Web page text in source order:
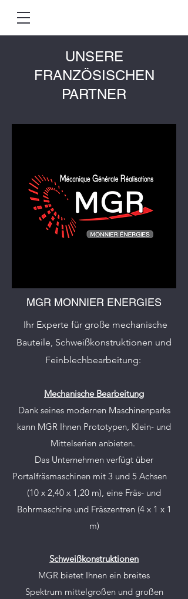
UNSERE
FRANZÖSISCHEN
PARTNER
MGR MONNIER ENERGIES
Ihr Experte für große mechanische
Bauteile, Schweißkonstruktionen und
Feinblechbearbeitung:
Mechanische Bearbeitung
Dank seines modernen Maschinenparks
kann MGR Ihnen Prototypen, Klein- und
Mittelserien anbieten.
Das Unternehmen verfügt über
Portalfräsmaschinen mit 3 und 5 Achsen
(10 x 2,40 x 1,20 m), eine Fräs- und
Bohrmaschine und Fräszentren (4 x 1 x 1
m)
Schweißkonstruktionen
MGR bietet Ihnen ein breites
Spektrum mittelgroßenund großen